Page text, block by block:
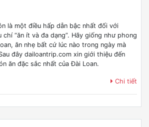
là một điều hấp dẫn bậc nhất đối với
“ăn ít và đa dạng”. Hãy giống như phong
ăn nhẹ bất cứ lúc nào trong ngày mà
đây dailoantrip.com xin giới thiệu đến
ăn đặc sắc nhất của Đài Loan.
Chi tiết